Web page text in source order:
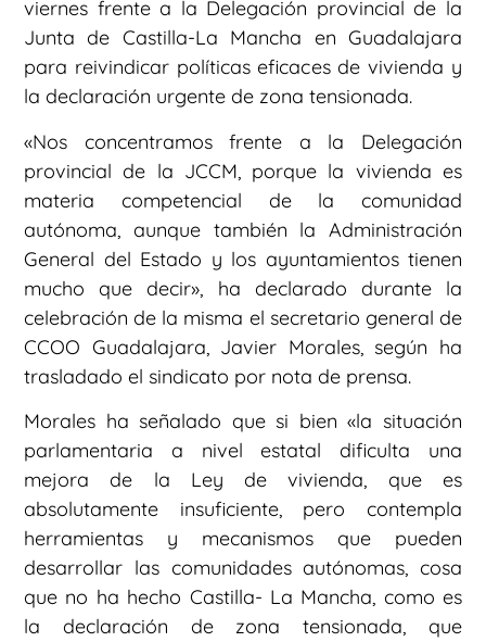
viernes frente a la Delegación provincial de la
Junta de Castilla-La Mancha en Guadalajara
para reivindicar políticas eficaces de vivienda y
la declaración urgente de zona tensionada.
«Nos concentramos frente a la Delegación
provincial de la JCCM, porque la vivienda es
materia competencial de la comunidad
autónoma, aunque también la Administración
General del Estado y los ayuntamientos tienen
mucho que decir», ha declarado durante la
celebración de la misma el secretario general de
CCOO Guadalajara, Javier Morales, según ha
trasladado el sindicato por nota de prensa.
Morales ha señalado que si bien «la situación
parlamentaria a nivel estatal dificulta una
mejora de la Ley de vivienda, que es
absolutamente insuficiente, pero contempla
herramientas y mecanismos que pueden
desarrollar las comunidades autónomas, cosa
que no ha hecho Castilla- La Mancha, como es
la declaración de zona tensionada, que